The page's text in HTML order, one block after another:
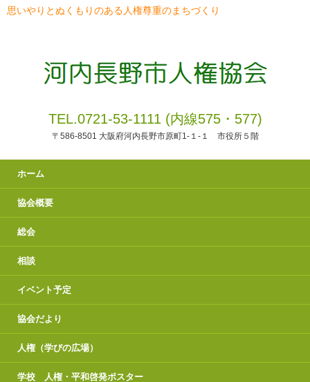
思いやりとぬくもりのある人権尊重のまちづくり
TEL.0721-53-1111 (内線575・577)
〒586-8501 大阪府河内長野市原町1-１-１ 市役所５階
ホーム
協会概要
総会
相談
イベント予定
協会だより
人権（学びの広場）
学校 人権・平和啓発ポスター